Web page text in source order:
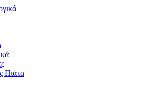
Πιάτα